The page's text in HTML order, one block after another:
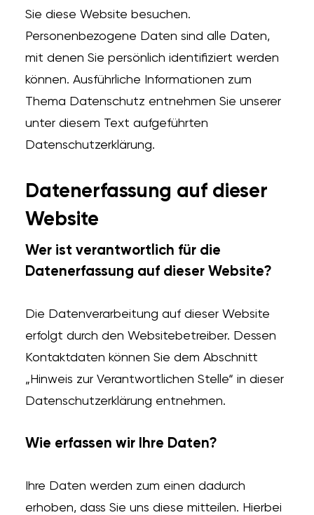
Sie diese Website besuchen.
Personenbezogene Daten sind alle Daten,
mit denen Sie persönlich identifiziert werden
können. Ausführliche Informationen zum
Thema Datenschutz entnehmen Sie unserer
unter diesem Text aufgeführten
Datenschutzerklärung.
Datenerfassung auf dieser
Website
Wer ist verantwortlich für die
Datenerfassung auf dieser Website?
Die Datenverarbeitung auf dieser Website
erfolgt durch den Websitebetreiber. Dessen
Kontaktdaten können Sie dem Abschnitt
„Hinweis zur Verantwortlichen Stelle“ in dieser
Datenschutzerklärung entnehmen.
Wie erfassen wir Ihre Daten?
Ihre Daten werden zum einen dadurch
erhoben, dass Sie uns diese mitteilen. Hierbei